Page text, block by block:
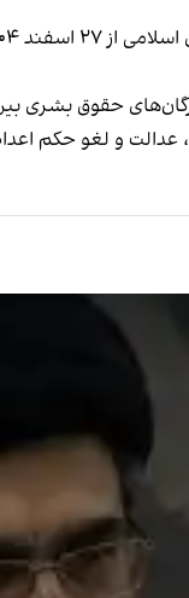
حقوق بشری
عدالت و لغو حکم